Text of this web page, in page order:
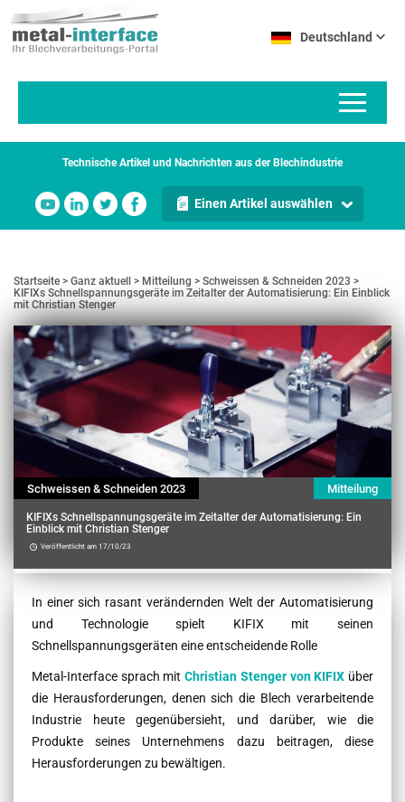
zum
Inhalt
Deutschland
Technische Artikel und Nachrichten aus der Blechindustrie
Einen Artikel auswählen
Startseite Ganz aktuell Mitteilung
Schweissen & Schneiden 2023
KIFIXs Schnellspannungsgeräte im Zeitalter der Automatisierung: Ein Einblick
mit Christian Stenger
Schweissen & Schneiden 2023 Mitteilung
KIFIXs Schnellspannungsgeräte im Zeitalter der Automatisierung: Ein
Einblick mit Christian Stenger
Veröffentlicht am 17/10/23
Contenu
In einer sich rasant verändernden Welt der Automatisierung
und Technologie spielt KIFIX mit seinen
Schnellspannungsgeräten eine entscheidende Rolle
Metal-Interface sprach mitChristian Stenger von KIFIX über
die Herausforderungen, denen sich die Blech verarbeitende
Industrie heute gegenübersieht, und darüber, wie die
Produkte seines Unternehmens dazu beitragen, diese
Herausforderungen zu bewältigen.